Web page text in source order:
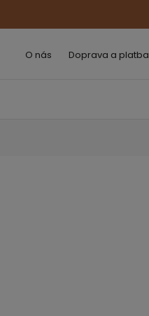
O nás Doprava a platba